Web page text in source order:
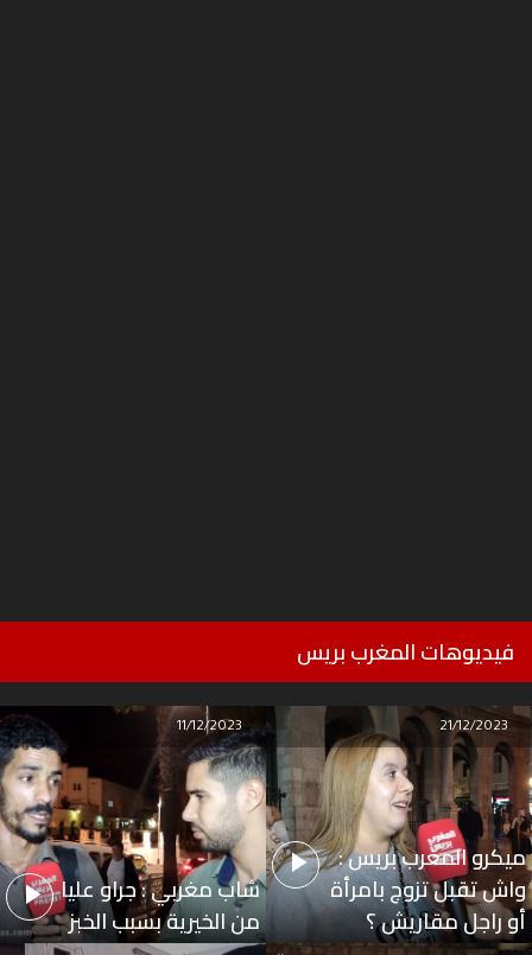
فيديوهات المغرب بريس
ميكرو المغرب بريس :
واش تقبل تزوج بامرأة
أو راجل مقاريش ؟
21/12/2023
شاب مغربي : جراو عليا
من الخيرية بسبب الخبز
11/12/2023